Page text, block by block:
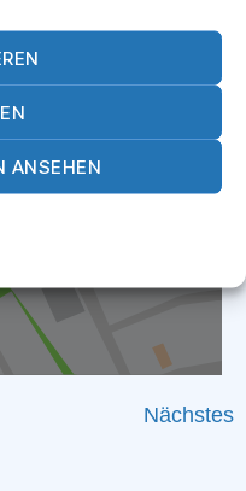
ANSEHEN
Nächstes